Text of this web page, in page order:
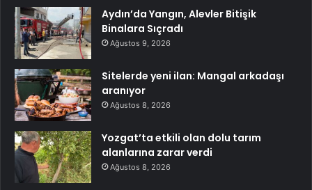
Aydın’da Yangın, Alevler Bitişik
Binalara Sıçradı
Ağustos 9, 2026
Sitelerde yeni ilan: Mangal arkadaşı
aranıyor
Ağustos 8, 2026
Yozgat’ta etkili olan dolu tarım
alanlarına zarar verdi
Ağustos 8, 2026